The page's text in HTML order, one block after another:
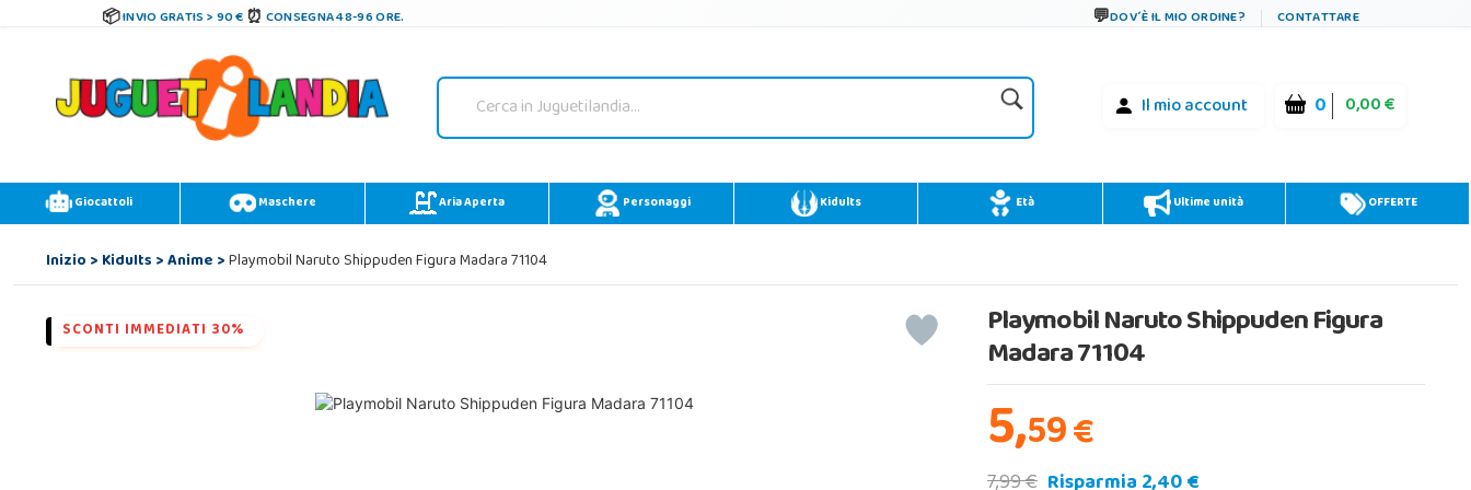
INVIO GRATIS > 90 € CONSEGNA 48-96 ORE. DOV´È IL MIO ORDINE? CONTATTARE
Il mio account 0 0,00 €
Giocattoli Maschere Aria Aperta Personaggi Kidults Età Ultime unità OFFERTE
Inizio>Kidults>Anime>Playmobil Naruto Shippuden Figura Madara 71104
SCONTI IMMEDIATI 30% Playmobil Naruto Shippuden Figura
Madara 71104
5,59€